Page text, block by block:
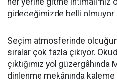
her yerine gitme ihtimalimiz
gideceğimizde belli olmuyor.
Seçim atmosferinde
sıralar çok fazla çıkıyor.
çıktığımız yol
dinlenme mekânında